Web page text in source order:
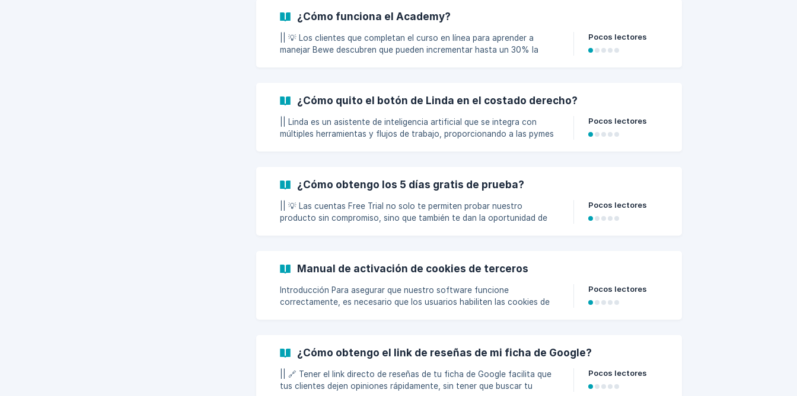
nuestro equipo de soporte. Estaremos encantados de asistirte para que
puedas sacar el mayor provecho de todas las herramientas disponibles.
![](https://storage.crisp.c
¿Cómo funciona el Academy?
|| 💡 Los clientes que completan el curso en línea para aprender a
manejar Bewe descubren que pueden incrementar hasta un 30% la
calendarios, lo que no solo optimiza el tiempo, sino que también mejora
la experiencia del cliente. En este breve paso a paso, te mostraremos
cómo acceder a tu Acad
Pocos lectores
¿Cómo quito el botón de Linda en el costado derecho?
|| Linda es un asistente de inteligencia artificial que se integra con
múltiples herramientas y flujos de trabajo, proporcionando a las pymes
información a través de conversaciones. Lo más importante es que
podrás ubicarla en la sección de tu sistema que prefieras, según las
accione
Pocos lectores
¿Cómo obtengo los 5 días gratis de prueba?
|| 💡 Las cuentas Free Trial no solo te permiten probar nuestro
producto sin compromiso, sino que también te dan la oportunidad de
alguno! Es la forma perfecta de asegurarte de que estamos ofreciendo
unos sencillos pasos, puedes ac
Pocos lectores
Manual de activación de cookies de terceros
Introducción Para asegurar que nuestro software funcione
correctamente, es necesario que los usuarios habiliten las cookies de
de Terceros? Las cookies de terceros son pequeños archivos de datos
que se almacenan en tu navegador cuando visitas una página web,
pero que provienen de un domini
Pocos lectores
¿Cómo obtengo el link de reseñas de mi ficha de Google?
|| 🔗 Tener el link directo de reseñas de tu ficha de Google facilita que
tus clientes dejen opiniones rápidamente, sin tener que buscar tu
Pocos lectores